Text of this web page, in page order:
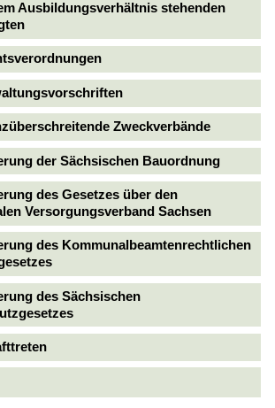
Ausbildungsverhältnis stehenden
Zweckverbände
der Sächsischen Bauordnung
des Gesetzes über den
Versorgungsverband Sachsen
des Kommunalbeamtenrechtlichen
des Sächsischen